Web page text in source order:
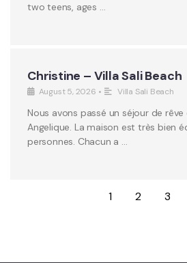
two teens, ages …
Christine – Villa Sali Beach
August 5, 2026 • Villa Sali Beach
Nous avons passé un séjour de
Angelique. La maison est très bien
personnes. Chacun a …
1 2 3